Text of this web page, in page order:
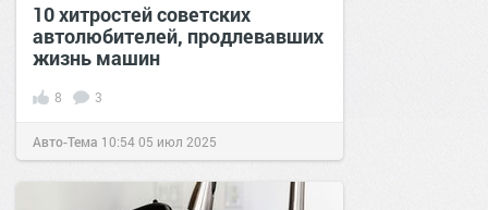
10 хитростей советских
автолюбителей, продлевавших
жизнь машин
8 3
Авто-Тема 10:5405 июл 2025